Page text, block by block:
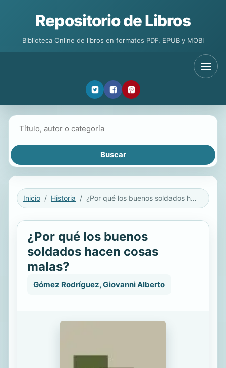
Repositorio de Libros
Biblioteca Online de libros en formatos PDF, EPUB y MOBI
Inicio Historia ¿Por qué los buenos soldados hacen cosas malas?
¿Por qué los buenos
soldados hacen cosas
malas?
Gómez Rodríguez, Giovanni Alberto